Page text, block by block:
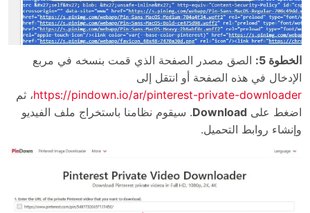
الخطوة 5:
الصق مصدر الصفحة الذي قمت بنسخه في مربع
الإدخال في هذه الصفحة أو انتقل إلى
https://pindown.io/ar/pinterest-private-downloader، ثم
اضغط على Download. سيقوم نظامنا باستخراج ملف الفيديو
وإنشاء روابط التحميل.